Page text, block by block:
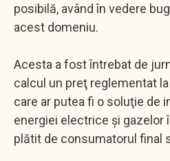
posibilă, având în vedere
acest domeniu.
Acesta a fost întrebat de
calcul un preţ reglementat
care ar putea fi o soluţie de
energiei electrice şi gazelor
plătit de consumatorul final